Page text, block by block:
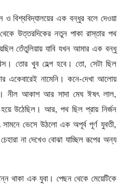
ও বিশ্ববিদ্যালয়ের এক বন্ধুর বলে দেওয়া
থেকে উত্তরদিকের নতুন পাকা রাস্তার পথ
তেঁতুলিয়ায় যাবি যখন আমার এক বন্ধু
তোর খুব হেল্প হবে। তো, সেটা ছিল
একেবারেই নামেনি। কনে-দেখা আলোয়
নীল আকাশ আর সাদা মেঘ ঈষৎ লাল,
উঠেছিল। আর, পথ ছিল প্রায় নির্জন
সামনে ভেসে উঠলো এক অপূর্ব পূর্ণ যুবতী,
না দেখেও বোঝা যাচ্ছিল রূপের অন্য
থাকা এক যুবা। পেছন থেকে মেয়েটিকে